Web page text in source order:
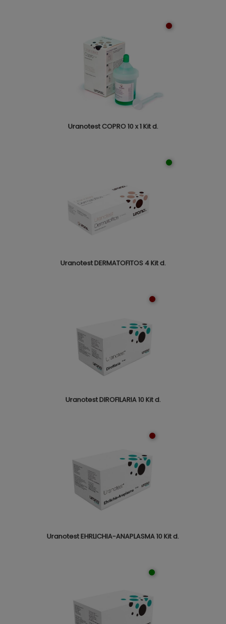
Uranotest COPRO 10 x 1 Kit d.
Uranotest DERMATOFITOS 4 Kit d.
Uranotest DIROFILARIA 10 Kit d.
Uranotest EHRLICHIA-ANAPLASMA 10 Kit d.